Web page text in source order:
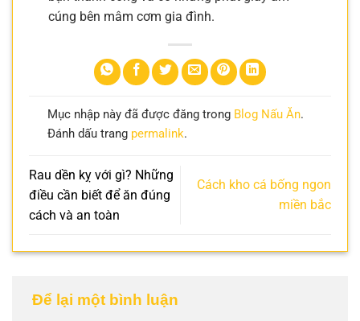
cúng bên mâm cơm gia đình.
Mục nhập này đã được đăng trong Blog Nấu Ăn.
Đánh dấu trang permalink.
Rau dền kỵ với gì? Những
điều cần biết để ăn đúng
cách và an toàn
Cách kho cá bống ngon
miền bắc
Để lại một bình luận